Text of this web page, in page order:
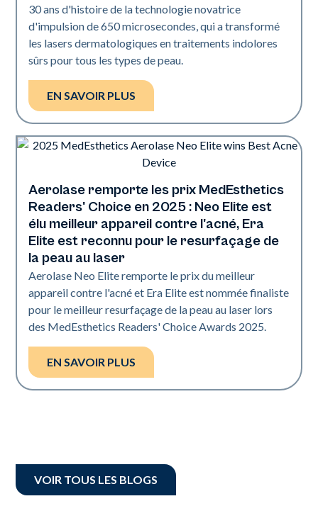
30 ans d'histoire de la technologie novatrice
d'impulsion de 650 microsecondes, qui a transformé
les lasers dermatologiques en traitements indolores
sûrs pour tous les types de peau.
EN SAVOIR PLUS
L'industrie
Aerolase remporte les prix MedEsthetics
Readers' Choice en 2025 : Neo Elite est
élu meilleur appareil contre l'acné, Era
Elite est reconnu pour le resurfaçage de
la peau au laser
Aerolase Neo Elite remporte le prix du meilleur
appareil contre l'acné et Era Elite est nommée finaliste
pour le meilleur resurfaçage de la peau au laser lors
des MedEsthetics Readers' Choice Awards 2025.
EN SAVOIR PLUS
VOIR TOUS LES BLOGS